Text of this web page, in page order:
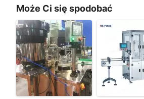
Może Ci się spodobać